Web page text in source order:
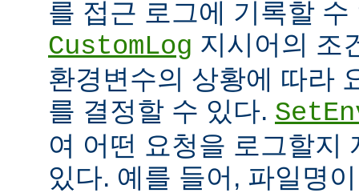
를 접근 로그에 기록할 수
CustomLog 지시어의 조
환경변수의 상황에 따라
를 결정할 수 있다.
여 어떤 요청을 로그할지
있다. 예를 들어, 파일명